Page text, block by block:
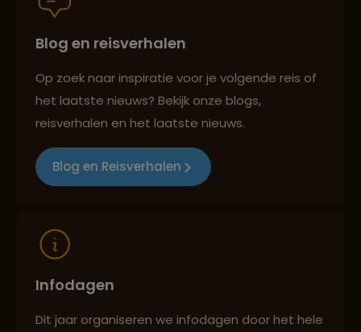
Best beoordeelde reisroutes
Reizen met oog voor mens, cultuur en milieu
Blog en reisverhalen
Op zoek naar inspiratie voor je volgende reis of
het laatste nieuws? Bekijk onze blogs,
reisverhalen en het laatste nieuws.
Blog en Reisverhalen
Infodagen
Dit jaar organiseren we infodagen door het hele